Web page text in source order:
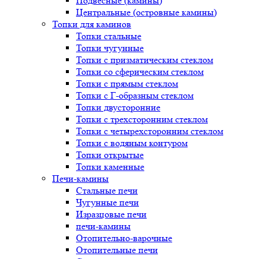
Центральные (островные камины)
Топки для каминов
Топки стальные
Топки чугунные
Топки с призматическим стеклом
Топки со сферическим стеклом
Топки с прямым стеклом
Топки с Г-образным стеклом
Топки двусторонние
Топки с трехсторонним стеклом
Топки с четырехсторонним стеклом
Топки с водяным контуром
Топки открытые
Топки каменные
Печи-камины
Стальные печи
Чугунные печи
Изразцовые печи
печи-камины
Отопительно-варочные
Отопительные печи